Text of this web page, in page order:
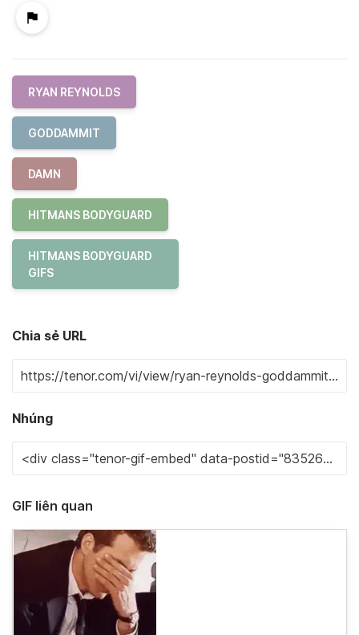
RYAN REYNOLDS
GODDAMMIT
DAMN
HITMANS BODYGUARD
HITMANS BODYGUARD
GIFS
Chia sẻ URL
Nhúng
GIF liên quan